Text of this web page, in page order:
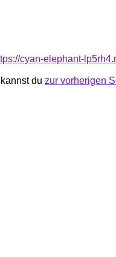
cyan-elephant-
du zur vorherigen